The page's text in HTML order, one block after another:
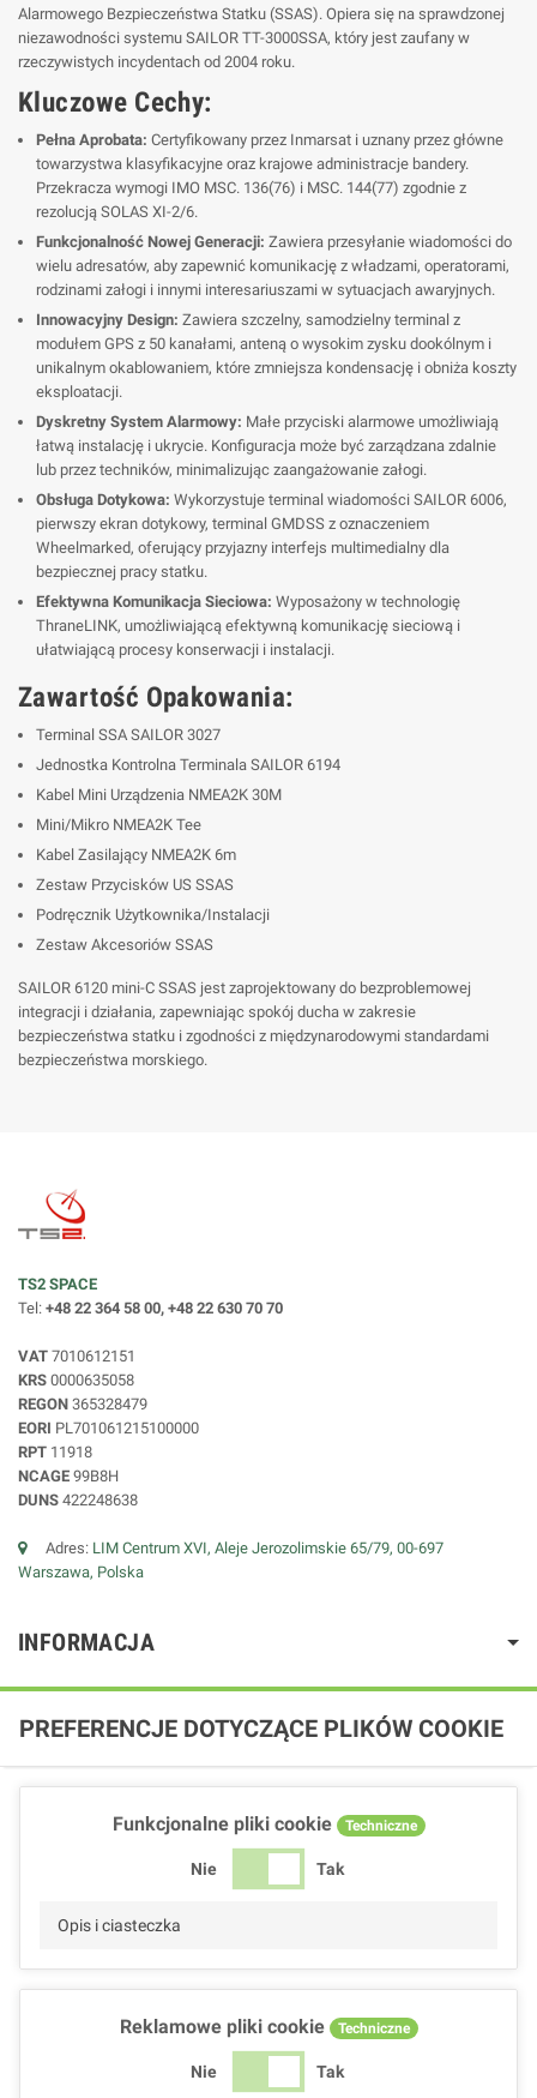
Alarmowego Bezpieczeństwa Statku (SSAS). Opiera się na sprawdzonej
niezawodności systemu SAILOR TT-3000SSA, który jest zaufany w
rzeczywistych incydentach od 2004 roku.
Kluczowe Cechy:
Pełna Aprobata: Certyfikowany przez Inmarsat i uznany przez główne
towarzystwa klasyfikacyjne oraz krajowe administracje bandery.
Przekracza wymogi IMO MSC. 136(76) i MSC. 144(77) zgodnie z
rezolucją SOLAS XI-2/6.
Funkcjonalność Nowej Generacji: Zawiera przesyłanie wiadomości do
wielu adresatów, aby zapewnić komunikację z władzami, operatorami,
rodzinami załogi i innymi interesariuszami w sytuacjach awaryjnych.
Innowacyjny Design: Zawiera szczelny, samodzielny terminal z
modułem GPS z 50 kanałami, anteną o wysokim zysku dookólnym i
unikalnym okablowaniem, które zmniejsza kondensację i obniża koszty
eksploatacji.
Dyskretny System Alarmowy: Małe przyciski alarmowe umożliwiają
łatwą instalację i ukrycie. Konfiguracja może być zarządzana zdalnie
lub przez techników, minimalizując zaangażowanie załogi.
Obsługa Dotykowa: Wykorzystuje terminal wiadomości SAILOR 6006,
pierwszy ekran dotykowy, terminal GMDSS z oznaczeniem
Wheelmarked, oferujący przyjazny interfejs multimedialny dla
bezpiecznej pracy statku.
Efektywna Komunikacja Sieciowa: Wyposażony w technologię
ThraneLINK, umożliwiającą efektywną komunikację sieciową i
ułatwiającą procesy konserwacji i instalacji.
Zawartość Opakowania:
Terminal SSA SAILOR 3027
Jednostka Kontrolna Terminala SAILOR 6194
Kabel Mini Urządzenia NMEA2K 30M
Mini/Mikro NMEA2K Tee
Kabel Zasilający NMEA2K 6m
Zestaw Przycisków US SSAS
Podręcznik Użytkownika/Instalacji
Zestaw Akcesoriów SSAS
SAILOR 6120 mini-C SSAS jest zaprojektowany do bezproblemowej
integracji i działania, zapewniając spokój ducha w zakresie
bezpieczeństwa statku i zgodności z międzynarodowymi standardami
bezpieczeństwa morskiego.
TS2 SPACE
Tel: +48 22 364 58 00, +48 22 630 70 70
VAT 7010612151
KRS 0000635058
REGON 365328479
EORI PL701061215100000
RPT 11918
NCAGE 99B8H
DUNS 422248638
Adres: LIM Centrum XVI, Aleje Jerozolimskie 65/79, 00-697
Warszawa, Polska
INFORMACJA
PREFERENCJE DOTYCZĄCE PLIKÓW COOKIE
Funkcjonalne pliki cookie Techniczne
Nie Tak
Opis i ciasteczka
Reklamowe pliki cookie Techniczne
Nie Tak